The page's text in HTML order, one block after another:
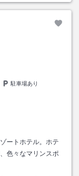
駐車場あり
ートホテル。ホテ
色々なマリンスポ